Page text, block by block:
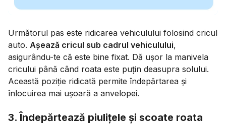
Următorul pas este ridicarea vehiculului folosind cricul
auto. Așează cricul sub cadrul vehiculului,
asigurându-te că este bine fixat. Dă ușor la manivela
cricului până când roata este puțin deasupra solului.
Această poziție ridicată permite îndepărtarea și
înlocuirea mai ușoară a anvelopei.
3. Îndepărtează piulițele și scoate roata